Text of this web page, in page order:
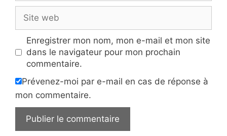
web
Enregistrer mon nom, mon e-mail et mon site
dans le navigateur pour mon prochain
commentaire.
Prévenez-moi par e-mail en cas de réponse à
mon commentaire.